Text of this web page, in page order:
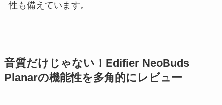
性も備えています。
音質だけじゃない！Edifier NeoBuds
Planarの機能性を多角的にレビュー